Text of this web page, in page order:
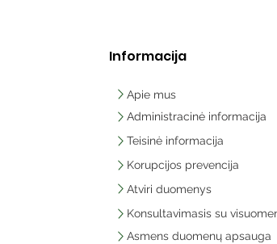
Informacija
Apie mus
Administracinė informacija
Teisinė informacija
Korupcijos prevencija
Atviri duomenys
Asmens duomenų apsauga